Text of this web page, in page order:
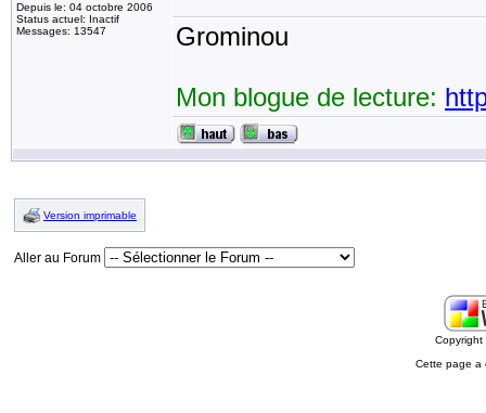
Depuis le: 04 octobre 2006
Status actuel: Inactif
Messages: 13547
Grominou
Mon blogue de lecture:
Version imprimable
Aller au Forum
Cette page a